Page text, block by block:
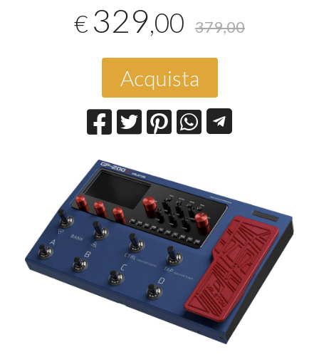
€ 329,00 379,00
Acquista